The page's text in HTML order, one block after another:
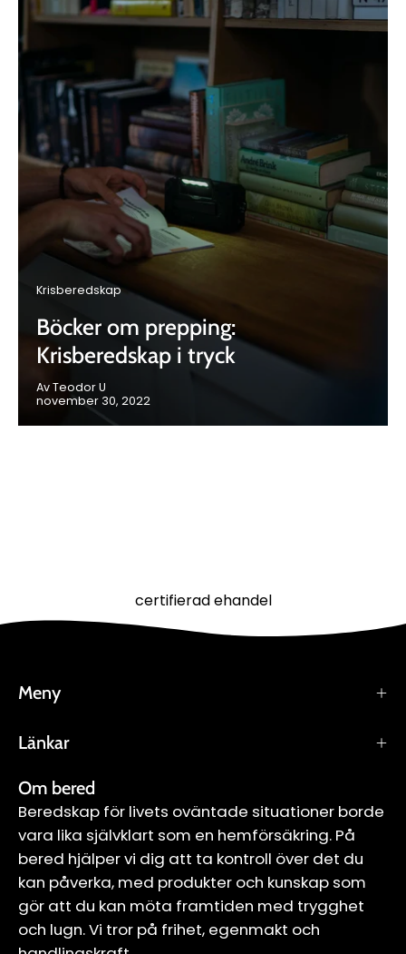
Krisberedskap
Böcker om prepping:
Krisberedskap i tryck
Av Teodor U
november 30, 2022
certifierad ehandel
Meny
Länkar
Om bered
Beredskap för livets oväntade situationer borde
vara lika självklart som en hemförsäkring. På
bered hjälper vi dig att ta kontroll över det du
kan påverka, med produkter och kunskap som
gör att du kan möta framtiden med trygghet
och lugn. Vi tror på frihet, egenmakt och